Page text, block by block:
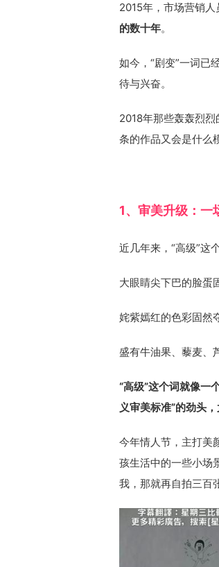
2015年，市场营销人
的数十年。
如今，“剧变”一词已
待与兴奋。
2018年那些轰轰烈
条的作品又会是什么
1、审美升级：一
近几年来，“高级”这
大眼睛尖下巴的脸蛋
姹紫嫣红的色彩固然
盛有牛油果、藜麦、
“高级”这个词就像一
义审美标准”的劲头
今年情人节，主打美
孩生活中的一些小场
我，那就再自拍三百